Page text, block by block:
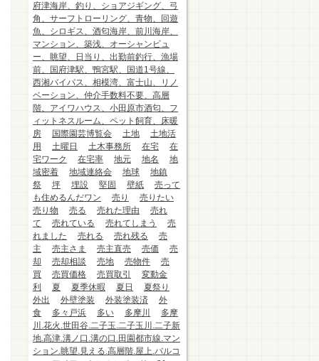
府津海岸、釣り、ショアジギング、弓
角、サーフトローリング、青物、回遊
魚、シロギス、酒匂海岸、前川海岸、
マンション、築浅、オーシャンビュ
ー、眺望、日当り、出勤前釣行、漁場
前、国府津駅、鴨宮駅、国道1号線、
西湘バイパス、相模湾、富士山、リノ
ベーション、仲介手数料不要、高層
階、アイワハウス、小田原市酒匂、フ
ィットネスルーム、ペット飼育、床暖
房
国際園芸博覧会 土地
土地活
用
土曜日 土木事務所 在宅
在
宅ワーク
在宅率 地元 地名
地
域密着
地域連絡会 地球
地鎮
祭
坪 埋設 堅固 壁紙
売って
も住めるんだワン
売り
売りたい
売り物
売る 売れた理由
売れ
て
売れている 売れてしまう
売
れました
売れる 売れ残る
売
主
売主さま 売主直売 売価
売
却
売却相談 売地 売物件
売
買
売買価格 売買取引
変動金
利
夏 夏季休暇 夏日
夏祭り
外出
外壁塗装 外装塗装済
外
食
多々戸浜 多い 多摩川
多摩
川.花火.世田谷.二子玉.二子玉川.二子新
地.高津.溝ノ口.溝の口.田園都市線.マン
ション.眺望.見える.高層階.屋上.バルコ